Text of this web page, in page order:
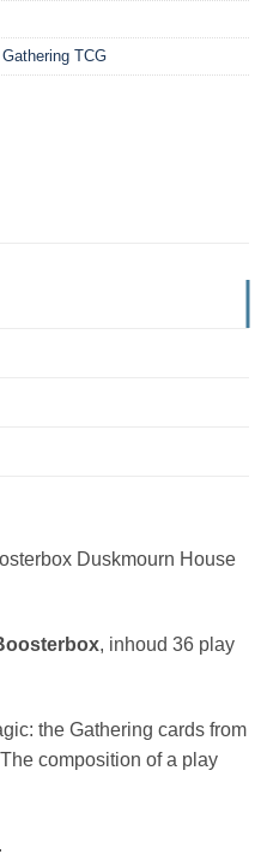
TCG
Duskmourn House
, inhoud 36 play
the Gathering cards from
composition of a play